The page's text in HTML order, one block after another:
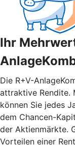
Ihr
Die R+V-
attraktive Rendite.
können Sie jedes
dem Chancen-
der Aktienmärkte.
Vorteilen einer